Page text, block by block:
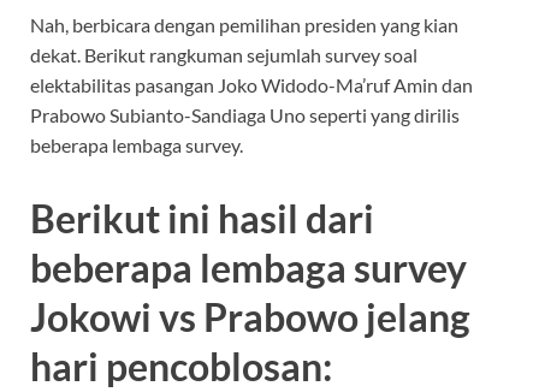
Nah, berbicara dengan pemilihan presiden yang kian
dekat. Berikut rangkuman sejumlah survey soal
elektabilitas pasangan Joko Widodo-Ma’ruf Amin dan
Prabowo Subianto-Sandiaga Uno seperti yang dirilis
beberapa lembaga survey.
Berikut ini hasil dari
beberapa lembaga survey
Jokowi vs Prabowo jelang
hari pencoblosan: